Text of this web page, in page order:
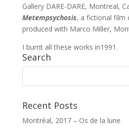
Gallery DARE-DARE, Montreal,
Metempsychosis, a fictional film
produced with Marco Miller,
I burnt all these works in1991.
Search
Recent Posts
Montréal, 2017 – Os de la lune